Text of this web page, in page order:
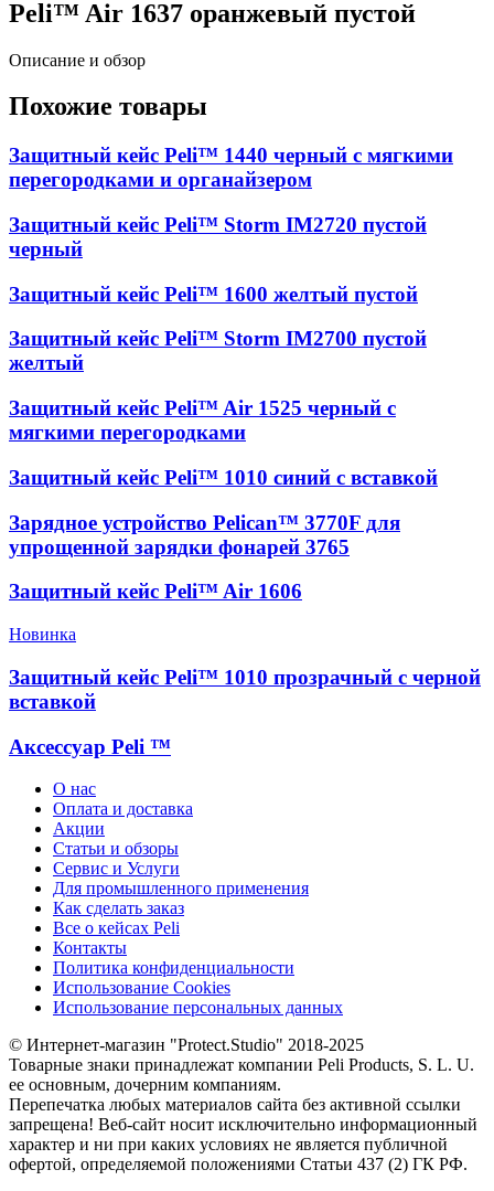
Peli™ Air 1637 оранжевый пустой
Описание и обзор
Похожие товары
Защитный кейс Peli™ 1440 черный с мягкими
перегородками и органайзером
Защитный кейс Peli™ Storm IM2720 пустой
черный
Защитный кейс Peli™ 1600 желтый пустой
Защитный кейс Peli™ Storm IM2700 пустой
желтый
Защитный кейс Peli™ Air 1525 черный с
мягкими перегородками
Защитный кейс Peli™ 1010 синий с вставкой
Зарядное устройство Pelican™ 3770F для
упрощенной зарядки фонарей 3765
Защитный кейс Peli™ Air 1606
Новинка
Защитный кейс Peli™ 1010 прозрачный с черной
вставкой
Аксессуар Peli ™
О нас
Оплата и доставка
Акции
Статьи и обзоры
Сервис и Услуги
Для промышленного применения
Как сделать заказ
Все о кейсах Peli
Контакты
Политика конфиденциальности
Использование Cookies
Использование персональных данных
© Интернет-магазин "Protect.Studio" 2018-2025
Товарные знаки принадлежат компании Peli Products, S. L. U.
ее основным, дочерним компаниям.
Перепечатка любых материалов сайта без активной ссылки
запрещена! Веб-сайт носит исключительно информационный
характер и ни при каких условиях не является публичной
офертой, определяемой положениями Статьи 437 (2) ГК РФ.